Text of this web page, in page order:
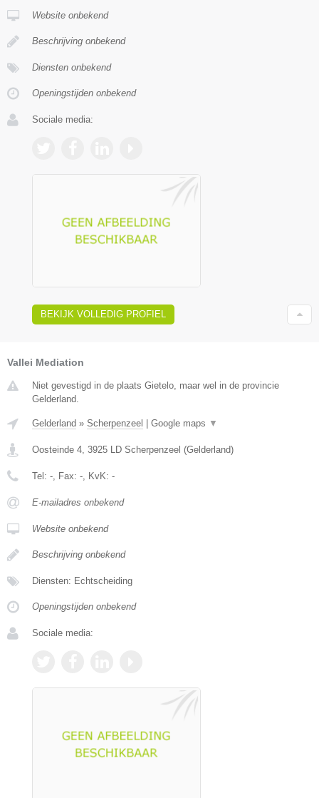
Website onbekend
Beschrijving onbekend
Diensten onbekend
Openingstijden onbekend
Sociale media:
BEKIJK VOLLEDIG PROFIEL
Vallei Mediation
Niet gevestigd in de plaats Gietelo, maar wel in de provincie
Gelderland.
Gelderland » Scherpenzeel Google maps ▼
Oosteinde 4 3925 LD Scherpenzeel (Gelderland)
Tel: - , Fax: - , KvK: -
E-mailadres onbekend
Website onbekend
Beschrijving onbekend
Diensten: Echtscheiding
Openingstijden onbekend
Sociale media: